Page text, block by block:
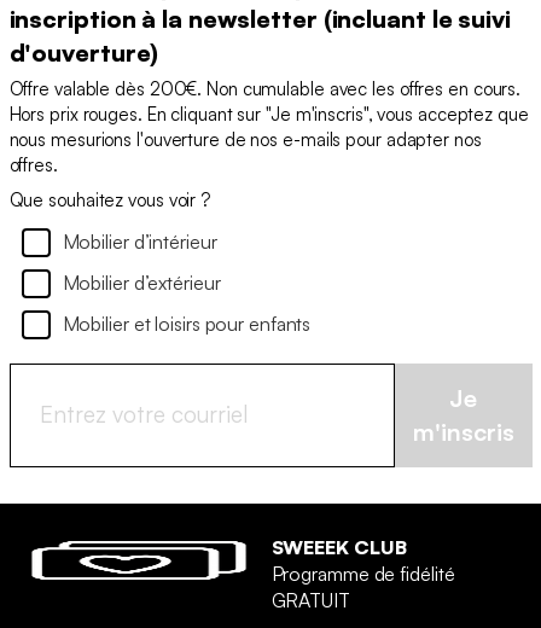
inscription à la newsletter (incluant le suivi
d'ouverture)
Offre valable dès 200€. Non cumulable avec les offres en cours.
Hors prix rouges. En cliquant sur "Je m'inscris", vous acceptez que
nous mesurions l'ouverture de nos e-mails pour adapter nos
offres.
Que souhaitez vous voir ?
Mobilier d’intérieur
Mobilier d’extérieur
Mobilier et loisirs pour enfants
Je
m'inscris
SWEEEK CLUB
Programme de fidélité
GRATUIT